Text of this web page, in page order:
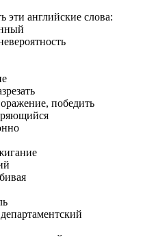
эти английские слова:
победить